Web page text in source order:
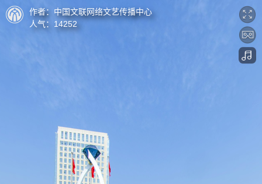
作者： 中国文联网络文艺传播中心
人气： 14252